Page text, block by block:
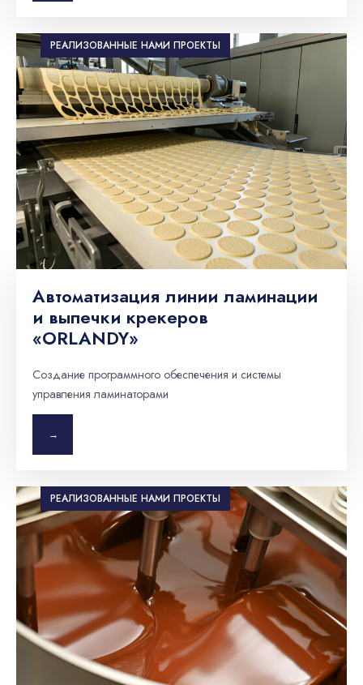
РЕАЛИЗОВАННЫЕ НАМИ ПРОЕКТЫ
Автоматизация линии ламинации
и выпечки крекеров
«ORLANDY»
Создание программного обеспечения и системы
управления ламинаторами
→
РЕАЛИЗОВАННЫЕ НАМИ ПРОЕКТЫ